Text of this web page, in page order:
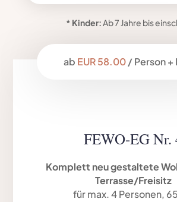
* Kinder:Ab 7 Jahre bis
ab EUR 58.00/ Person +
FEWO-EG Nr.
Komplett neu gestaltete
Terrasse/Freisitz
für max. 4 Personen,